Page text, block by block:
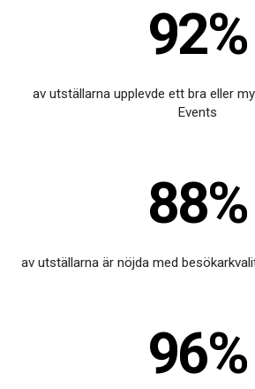
92%
av utställarna upplevde ett bra eller
Events
88%
av utställarna är nöjda med
96%